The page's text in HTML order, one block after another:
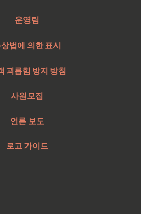
운영팀
법에 의한 표시
괴롭힘 방지 방침
사원모집
언론 보도
로고 가이드